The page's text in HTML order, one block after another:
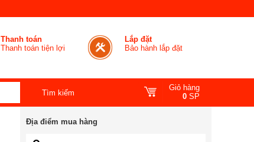
Thanh toán
Thanh toán tiện lợi
Lắp đặt
Bảo hành lắp đặt
Giỏ hàng
0 SP
Địa điểm mua hàng